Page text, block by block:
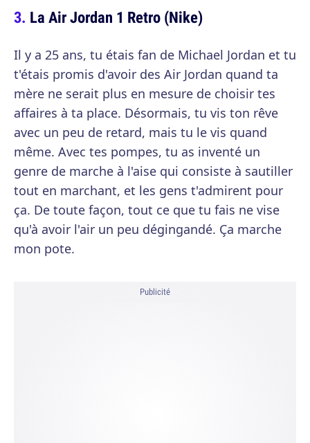
La Air Jordan 1 Retro (Nike)
Il y a 25 ans, tu étais fan de Michael Jordan et tu
t'étais promis d'avoir des Air Jordan quand ta
mère ne serait plus en mesure de choisir tes
affaires à ta place. Désormais, tu vis ton rêve
avec un peu de retard, mais tu le vis quand
même. Avec tes pompes, tu as inventé un
genre de marche à l'aise qui consiste à sautiller
tout en marchant, et les gens t'admirent pour
ça. De toute façon, tout ce que tu fais ne vise
qu'à avoir l'air un peu dégingandé. Ça marche
mon pote.
Publicité